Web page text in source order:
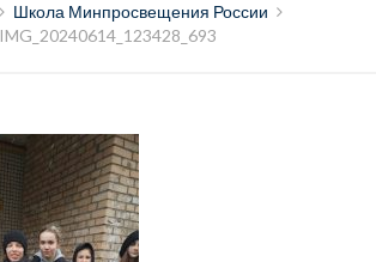
Школа Минпросвещения России
IMG_20240614_123428_693